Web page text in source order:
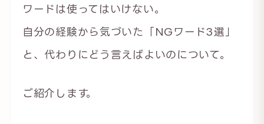
ワードは使ってはいけない。
自分の経験から気づいた「NGワード3選」
と、代わりにどう言えばよいのについて。
ご紹介します。